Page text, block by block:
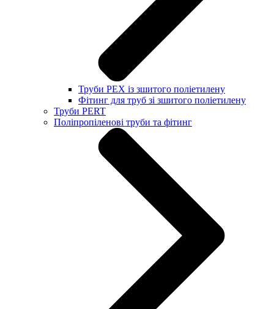
Труби PEX із зшитого поліетилену
Фітинг для труб зі зшитого поліетилену
Труби PERT
Поліпропіленові труби та фітинг